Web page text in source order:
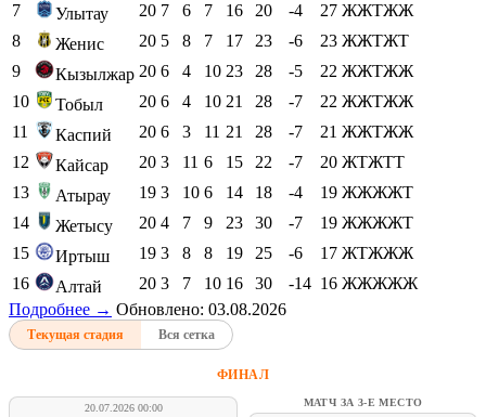
7
Улытау 20 7 6 7 16 20 -4 27 ЖЖТЖЖ
8
Женис 20 5 8 7 17 23 -6 23 ЖЖТЖТ
9
Кызылжар 20 6 4 10 23 28 -5 22 ЖЖТЖЖ
10
Тобыл 20 6 4 10 21 28 -7 22 ЖЖТЖЖ
11
Каспий 20 6 3 11 21 28 -7 21 ЖЖТЖЖ
12
Кайсар 20 3 11 6 15 22 -7 20 ЖТЖТТ
13
Атырау 19 3 10 6 14 18 -4 19 ЖЖЖЖТ
14
Жетысу 20 4 7 9 23 30 -7 19 ЖЖЖЖТ
15
Иртыш 19 3 8 8 19 25 -6 17 ЖТЖЖЖ
16
Алтай 20 3 7 10 16 30 -14 16 ЖЖЖЖЖ
Подробнее → Обновлено: 03.08.2026
Текущая стадия Вся сетка
ФИНАЛ
20.07.2026 00:00
МАТЧ ЗА 3-Е МЕСТО